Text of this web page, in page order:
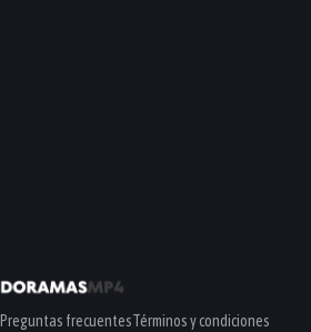
Preguntas frecuentesTérminos y condiciones